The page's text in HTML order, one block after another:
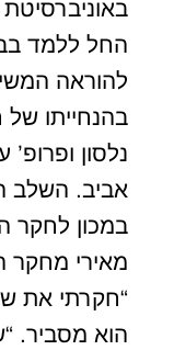
החל ללמד
להוראה
בהנחייתו
נלסון
אביב. השלב
במכון לחקר
מאירי מחקר
“חקרתי את
הוא מסביר.